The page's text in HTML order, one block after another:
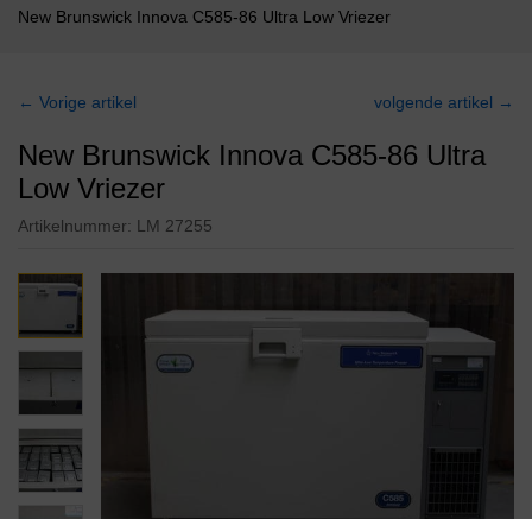
New Brunswick Innova C585-86 Ultra Low Vriezer
← Vorige artikel volgende artikel →
New Brunswick Innova C585-86 Ultra
Low Vriezer
Artikelnummer: LM 27255